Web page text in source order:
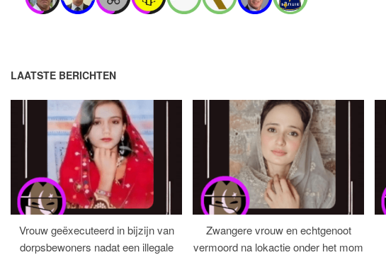
LAATSTE BERICHTEN
Vrouw geëxecuteerd in bijzijn van
dorpsbewoners nadat een illegale
Zwangere vrouw en echtgenoot
vermoord na lokactie onder het mom